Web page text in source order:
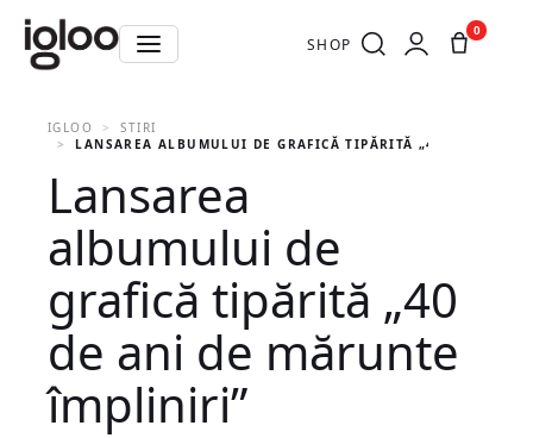
SHOP
0
IGLOO
STIRI
LANSAREA ALBUMULUI DE GRAFICĂ TIPĂRITĂ „40 DE ANI
Lansarea
albumului de
grafică tipărită „40
de ani de mărunte
împliniri”